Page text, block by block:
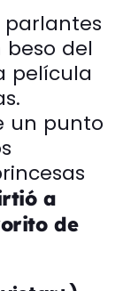
del
película
un punto
a
de